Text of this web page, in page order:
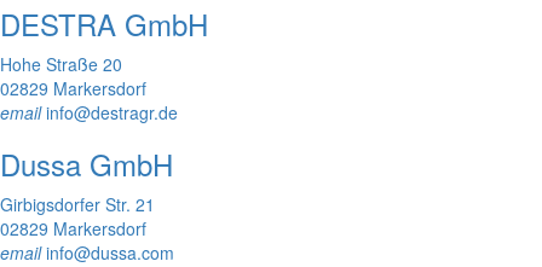
DESTRA GmbH
Hohe Straße 20
02829 Markersdorf
emailinfo@destragr.de
Dussa GmbH
Girbigsdorfer Str. 21
02829 Markersdorf
emailinfo@dussa.com